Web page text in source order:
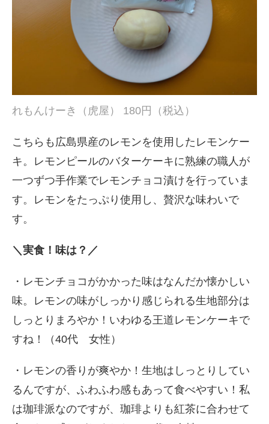
れもんけーき（虎屋） 180円（税込）
こちらも広島県産のレモンを使用したレモンケー
キ。レモンピールのバターケーキに熟練の職人が
一つずつ手作業でレモンチョコ漬けを行っていま
す。レモンをたっぷり使用し、贅沢な味わいで
す。
＼実食！味は？／
・レモンチョコがかかった味はなんだか懐かしい
味。レモンの味がしっかり感じられる生地部分は
しっとりまろやか！いわゆる王道レモンケーキで
すね！（40代 女性）
・レモンの香りが爽やか！生地はしっとりしてい
るんですが、ふわふわ感もあって食べやすい！私
は珈琲派なのですが、珈琲よりも紅茶に合わせて